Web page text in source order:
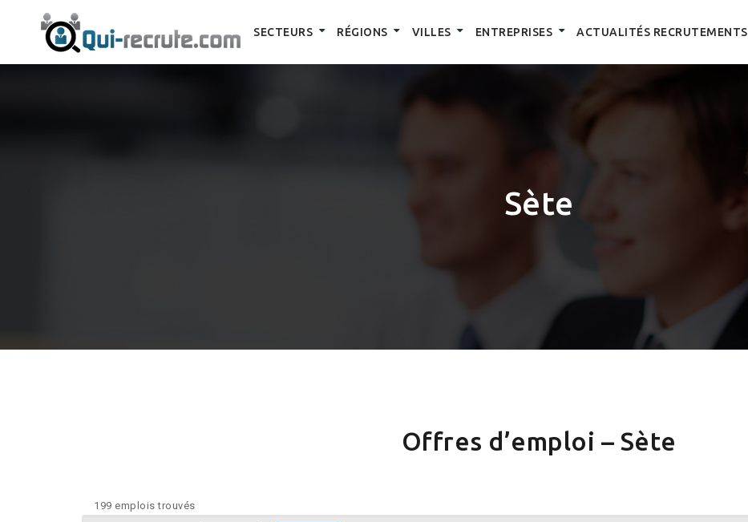
SECTEURS RÉGIONS VILLES ENTREPRISES ACTUALITÉS RECRUTEMENTS
Sète
Offres d’emploi – Sète
199 emplois trouvés